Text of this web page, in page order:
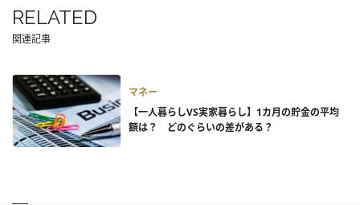
RELATED
関連記事
マネー
【一人暮らしVS実家暮らし】1カ月の貯金の平均
額は？ どのぐらいの差がある？